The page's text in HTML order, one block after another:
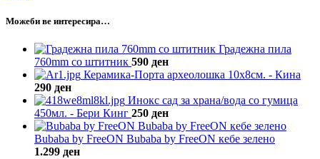
Можеби ве интересира…
Градежна пила
760mm со штитник 590 ден
Керамика-Порта археолошка 10х8см. - Кина
290 ден
Инокс сад за храна/вода со гумица
450мл. - Бери Кинг 250 ден
Bubaba by FreeON Bubaba by FreeON кебе зелено
1.299 ден